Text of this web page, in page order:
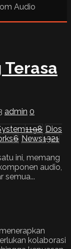
Audio
Terasa
admin 0
1198 Dios
6 News1321
ini, memang
audio,
semua...
kolaborasi